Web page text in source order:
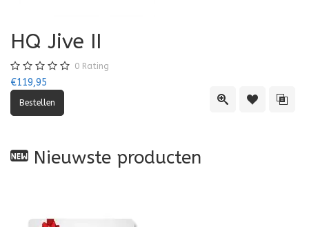
Quick ViewToevoegen
HQ Jive II
0 Rating
€119,95
Nieuwste producten